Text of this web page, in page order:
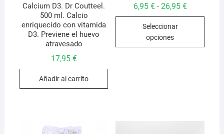
Calcium D3. Dr Coutteel.
500 ml. Calcio
enriquecido con vitamida
D3. Previene el huevo
atravesado
17,95 €
Añadir al carrito
6,95 € - 26,95 €Rango
26,95 €
Seleccionar
opciones
Este